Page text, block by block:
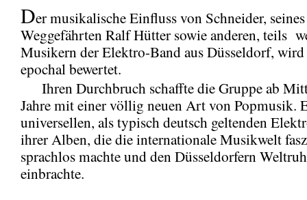
Der musikalische Einfluss von Schneider, seines
Weggefährten Ralf Hütter sowie anderen, teils
Musikern der Elektro-Band aus Düsseldorf, wird
epochal bewertet.
Ihren Durchbruch schaffte die Gruppe ab
Jahre mit einer völlig neuen Art von Popmusik.
universellen, als typisch deutsch geltenden
ihrer Alben, die die internationale Musikwelt
sprachlos machte und den Düsseldorfern
einbrachte.